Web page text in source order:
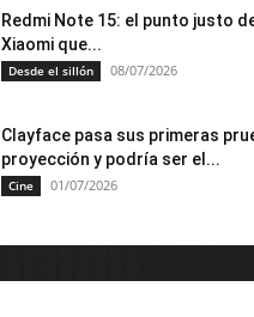
Redmi Note 15: el punto justo
Xiaomi que...
Desde el sillón 08/07/2026
Clayface pasa sus primeras
proyección y podría ser el...
Cine 01/07/2026